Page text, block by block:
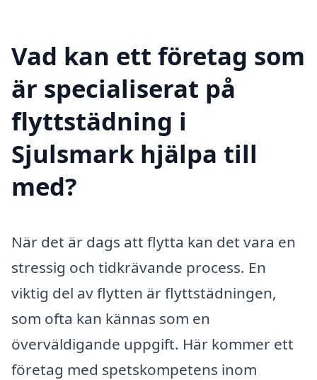
Vad kan ett företag som
är specialiserat på
flyttstädning i
Sjulsmark hjälpa till
med?
När det är dags att flytta kan det vara en
stressig och tidkrävande process. En
viktig del av flytten är flyttstädningen,
som ofta kan kännas som en
överväldigande uppgift. Här kommer ett
företag med spetskompetens inom